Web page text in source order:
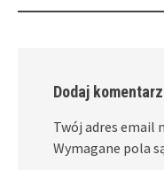
Dodaj komentarz
Twój adres email
Wymagane pola